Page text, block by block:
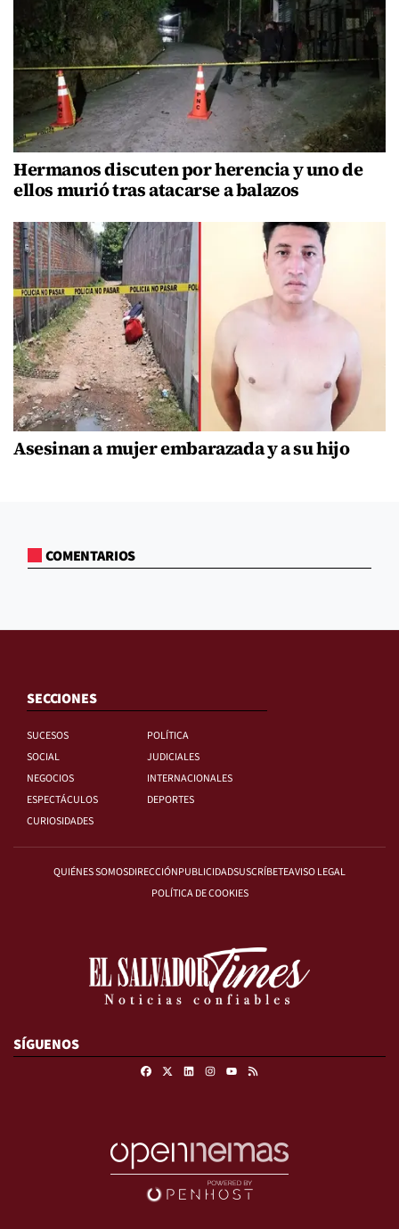
Hermanos discuten por herencia y uno de
ellos murió tras atacarse a balazos
Asesinan a mujer embarazada y a su hijo
COMENTARIOS
SECCIONES
SUCESOS
POLÍTICA
SOCIAL
JUDICIALES
NEGOCIOS
INTERNACIONALES
ESPECTÁCULOS
DEPORTES
CURIOSIDADES
QUIÉNES SOMOSDIRECCIÓNPUBLICIDADSUSCRÍBETEAVISO LEGAL
POLÍTICA DE COOKIES
SÍGUENOS
FacebookLinkedinInstagram